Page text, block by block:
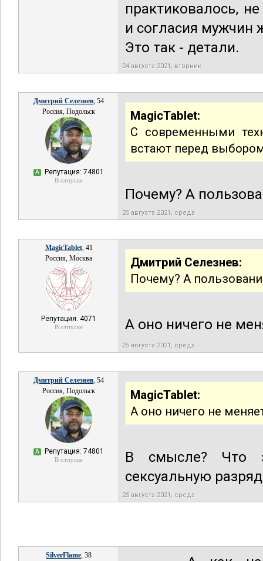
практиковалось,
и согласия мужчин
Это так - детали.
24 августа 2021, вторник
Дмитрий Селезнев, 54
Россия, Подольск
А Репутация: 74801
В отпуске
MagicTablet:
С современными
встают перед
Почему? А
25 августа 2021, среда
MagicTablet, 41
Россия, Москва
Репутация: 4071
В отпуске
Дмитрий Селезнев:
Почему? А
А оно ничего не
25 августа 2021, среда
Дмитрий Селезнев, 54
Россия, Подольск
А Репутация: 74801
В отпуске
MagicTablet:
А оно ничего не
В смысле? Что
сексуальную
25 августа 2021, среда
SilverFlame, 38